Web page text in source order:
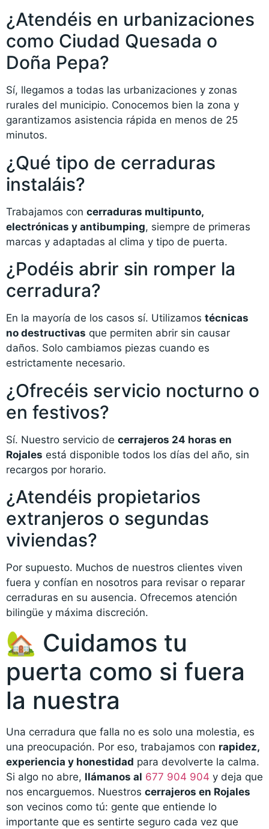
¿Atendéis en urbanizaciones
como Ciudad Quesada o
Doña Pepa?
Sí, llegamos a todas las urbanizaciones y zonas
rurales del municipio. Conocemos bien la zona y
garantizamos asistencia rápida en menos de 25
minutos.
¿Qué tipo de cerraduras
instaláis?
Trabajamos con cerraduras multipunto,
electrónicas y antibumping, siempre de primeras
marcas y adaptadas al clima y tipo de puerta.
¿Podéis abrir sin romper la
cerradura?
En la mayoría de los casos sí. Utilizamos técnicas
no destructivas que permiten abrir sin causar
daños. Solo cambiamos piezas cuando es
estrictamente necesario.
¿Ofrecéis servicio nocturno o
en festivos?
Sí. Nuestro servicio de cerrajeros 24 horas en
Rojales está disponible todos los días del año, sin
recargos por horario.
¿Atendéis propietarios
extranjeros o segundas
viviendas?
Por supuesto. Muchos de nuestros clientes viven
fuera y confían en nosotros para revisar o reparar
cerraduras en su ausencia. Ofrecemos atención
bilingüe y máxima discreción.
🏡 Cuidamos tu
puerta como si fuera
la nuestra
Una cerradura que falla no es solo una molestia, es
una preocupación. Por eso, trabajamos con rapidez,
experiencia y honestidad para devolverte la calma.
Si algo no abre, llámanos al 677 904 904 y deja que
nos encarguemos. Nuestros cerrajeros en Rojales
son vecinos como tú: gente que entiende lo
importante que es sentirte seguro cada vez que